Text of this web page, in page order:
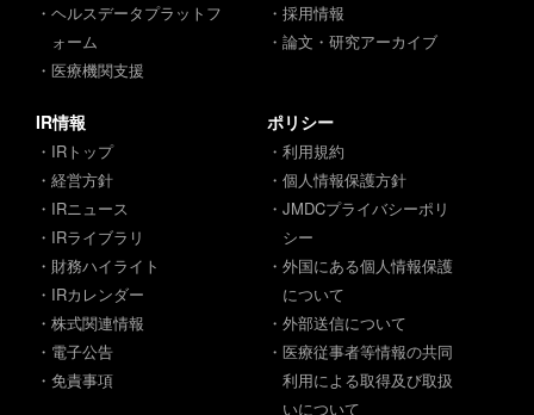
・ヘルスデータプラットフ
ォーム
・医療機関支援
・採用情報
・論文・研究アーカイブ
IR情報
・IRトップ
・経営方針
・IRニュース
・IRライブラリ
・財務ハイライト
・IRカレンダー
・株式関連情報
・電子公告
・免責事項
ポリシー
・利用規約
・個人情報保護方針
・JMDCプライバシーポリ
シー
・外国にある個人情報保護
について
・外部送信について
・医療従事者等情報の共同
利用による取得及び取扱
いについて